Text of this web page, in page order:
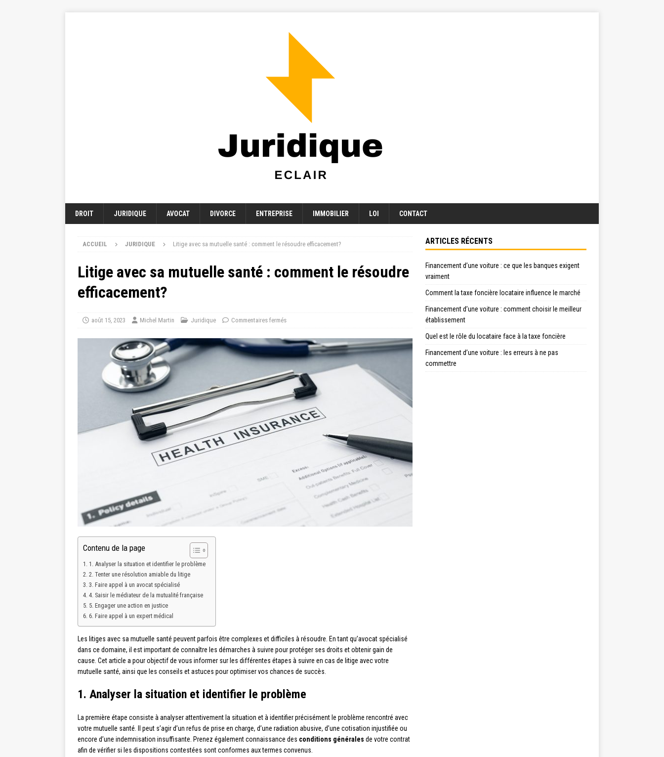
DROIT JURIDIQUE AVOCAT DIVORCE ENTREPRISE IMMOBILIER LOI CONTACT
ACCUEIL JURIDIQUE Litige avec sa mutuelle santé : comment le résoudre efficacement?
Litige avec sa mutuelle santé : comment le résoudre
efficacement?
août 15, 2023 Michel Martin Juridique Commentaires fermés
Contenu de la page
1. Analyser la situation et identifier le problème
2. Tenter une résolution amiable du litige
3. Faire appel à un avocat spécialisé
4. Saisir le médiateur de la mutualité française
5. Engager une action en justice
6. Faire appel à un expert médical
Les litiges avec sa mutuelle santé peuvent parfois être complexes et difficiles à résoudre. En tant qu’avocat spécialisé
dans ce domaine, il est important de connaître les démarches à suivre pour protéger ses droits et obtenir gain de
cause. Cet article a pour objectif de vous informer sur les différentes étapes à suivre en cas de litige avec votre
mutuelle santé, ainsi que les conseils et astuces pour optimiser vos chances de succès.
1. Analyser la situation et identifier le problème
La première étape consiste à analyser attentivement la situation et à identifier précisément le problème rencontré avec
votre mutuelle santé. Il peut s’agir d’un refus de prise en charge, d’une radiation abusive, d’une cotisation injustifiée ou
encore d’une indemnisation insuffisante. Prenez également connaissance des conditions générales de votre contrat
afin de vérifier si les dispositions contestées sont conformes aux termes convenus.
ARTICLES RÉCENTS
Financement d’une voiture : ce que les banques exigent
vraiment
Comment la taxe foncière locataire influence le marché
Financement d’une voiture : comment choisir le meilleur
établissement
Quel est le rôle du locataire face à la taxe foncière
Financement d’une voiture : les erreurs à ne pas
commettre